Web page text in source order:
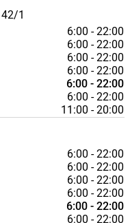
1
6:00 - 22:00
6:00 - 22:00
6:00 - 22:00
6:00 - 22:00
6:00 - 22:00
6:00 - 22:00
11:00 - 20:00
6:00 - 22:00
6:00 - 22:00
6:00 - 22:00
6:00 - 22:00
6:00 - 22:00
6:00 - 22:00